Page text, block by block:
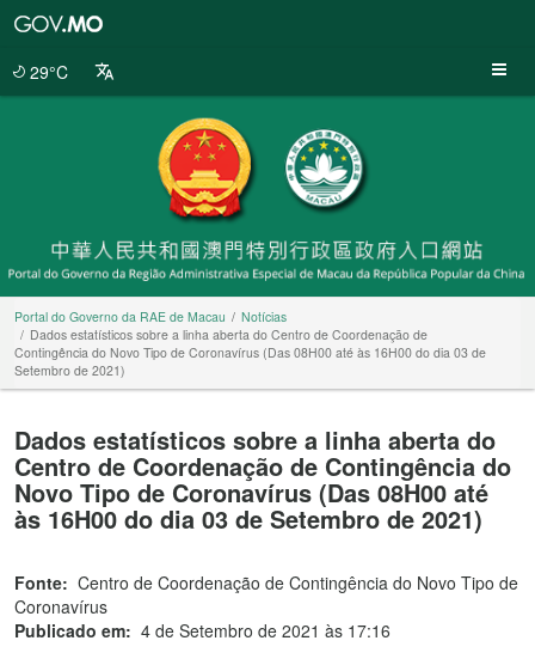
29°C
Portal do Governo da RAE de Macau
Notícias
Dados estatísticos sobre a linha aberta do Centro de Coordenação de
Contingência do Novo Tipo de Coronavírus (Das 08H00 até às 16H00 do dia 03 de
Setembro de 2021)
Dados estatísticos sobre a linha aberta do
Centro de Coordenação de Contingência do
Novo Tipo de Coronavírus (Das 08H00 até
às 16H00 do dia 03 de Setembro de 2021)
Fonte: Centro de Coordenação de Contingência do Novo Tipo de
Coronavírus
Publicado em: 4 de Setembro de 2021 às 17:16